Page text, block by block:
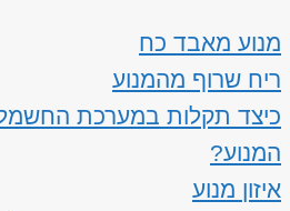
מנוע מאבד כח
ריח שרוף מהמנוע
כיצד תקלות במערכת החשמל
המנוע?
איזון מנוע